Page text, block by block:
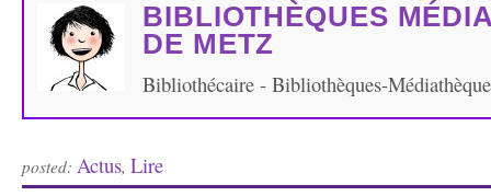
BIBLIOTHÈQUES
DE METZ
Bibliothécaire - Bibliothèques-
posted: Actus, Lire